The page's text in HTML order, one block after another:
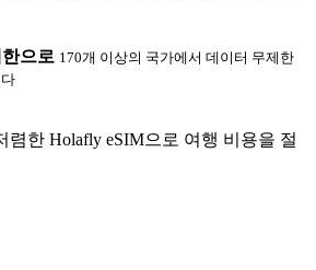
으로 170개 이상의 국가에서 데이터 무제한
렴한 Holafly eSIM으로 여행 비용을 절